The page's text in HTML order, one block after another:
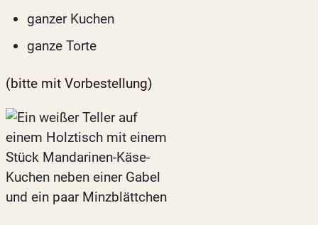
ganzer Kuchen
ganze Torte
(bitte mit Vorbestellung)